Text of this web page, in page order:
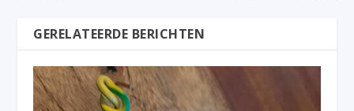
GERELATEERDE BERICHTEN